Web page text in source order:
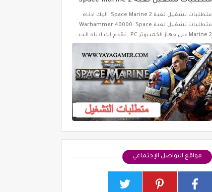
متطلبات تشغيل لعبة Space Marine 2 اليك ادناه
متطلبات تشغيل لعبة Warhammer 40000: Space
Marine 2 على جهاز الكمبيوتر PC . نقدم لك ادناه الحد…
مواقع التواصل الإجتماعي